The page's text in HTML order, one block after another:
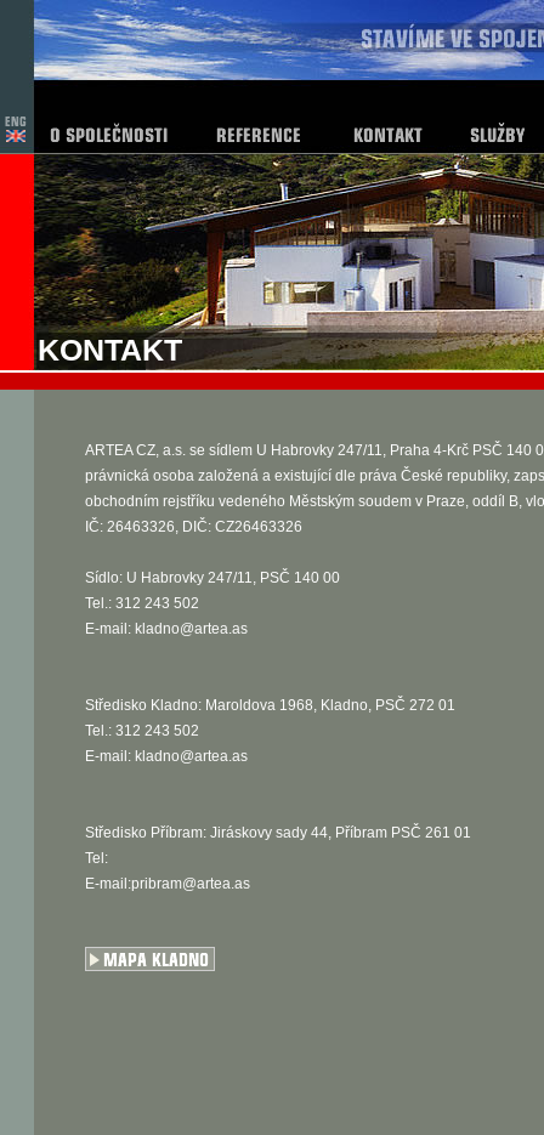
KONTAKT
ARTEA CZ, a.s. se sídlem U Habrovky 247/11, Praha 4-Krč PSČ 140
právnická osoba založená a existující dle práva České republiky,
obchodním rejstříku vedeného Městským soudem v Praze, oddíl B,
IČ: 26463326, DIČ: CZ26463326
Sídlo: U Habrovky 247/11, PSČ 140 00
Tel.: 312 243 502
E-mail: kladno@artea.as
Středisko Kladno: Maroldova 1968, Kladno, PSČ 272 01
Tel.: 312 243 502
E-mail: kladno@artea.as
Středisko Příbram: Jiráskovy sady 44, Příbram PSČ 261 01
Tel:
E-mail:pribram@artea.as